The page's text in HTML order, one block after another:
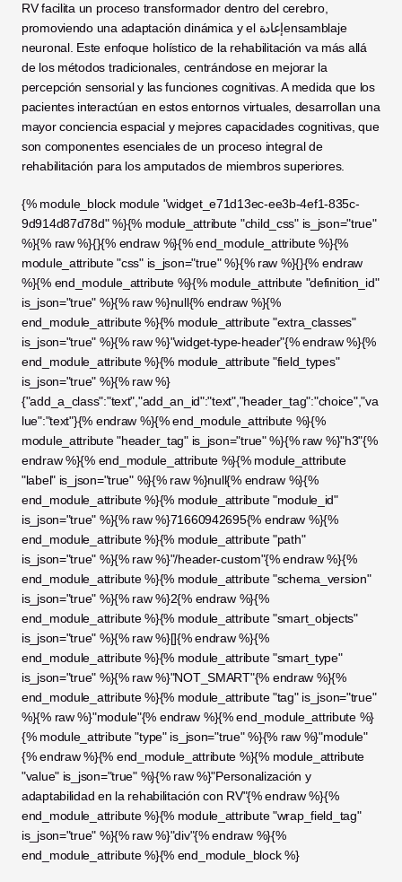
RV facilita un proceso transformador dentro del cerebro,
promoviendo una adaptación dinámica y el إعادةensamblaje
neuronal. Este enfoque holístico de la rehabilitación va más allá
de los métodos tradicionales, centrándose en mejorar la
percepción sensorial y las funciones cognitivas. A medida que los
pacientes interactúan en estos entornos virtuales, desarrollan una
mayor conciencia espacial y mejores capacidades cognitivas, que
son componentes esenciales de un proceso integral de
rehabilitación para los amputados de miembros superiores.
{% module_block module "widget_e71d13ec-ee3b-4ef1-835c-
9d914d87d78d" %}{% module_attribute "child_css" is_json="true"
%}{% raw %}{}{% endraw %}{% end_module_attribute %}{%
module_attribute "css" is_json="true" %}{% raw %}{}{% endraw
%}{% end_module_attribute %}{% module_attribute "definition_id"
is_json="true" %}{% raw %}null{% endraw %}{%
end_module_attribute %}{% module_attribute "extra_classes"
is_json="true" %}{% raw %}"widget-type-header"{% endraw %}{%
end_module_attribute %}{% module_attribute "field_types"
is_json="true" %}{% raw %}
{"add_a_class":"text","add_an_id":"text","header_tag":"choice","va
lue":"text"}{% endraw %}{% end_module_attribute %}{%
module_attribute "header_tag" is_json="true" %}{% raw %}"h3"{%
endraw %}{% end_module_attribute %}{% module_attribute
"label" is_json="true" %}{% raw %}null{% endraw %}{%
end_module_attribute %}{% module_attribute "module_id"
is_json="true" %}{% raw %}71660942695{% endraw %}{%
end_module_attribute %}{% module_attribute "path"
is_json="true" %}{% raw %}"/header-custom"{% endraw %}{%
end_module_attribute %}{% module_attribute "schema_version"
is_json="true" %}{% raw %}2{% endraw %}{%
end_module_attribute %}{% module_attribute "smart_objects"
is_json="true" %}{% raw %}[]{% endraw %}{%
end_module_attribute %}{% module_attribute "smart_type"
is_json="true" %}{% raw %}"NOT_SMART"{% endraw %}{%
end_module_attribute %}{% module_attribute "tag" is_json="true"
%}{% raw %}"module"{% endraw %}{% end_module_attribute %}
{% module_attribute "type" is_json="true" %}{% raw %}"module"
{% endraw %}{% end_module_attribute %}{% module_attribute
"value" is_json="true" %}{% raw %}"Personalización y
adaptabilidad en la rehabilitación con RV"{% endraw %}{%
end_module_attribute %}{% module_attribute "wrap_field_tag"
is_json="true" %}{% raw %}"div"{% endraw %}{%
end_module_attribute %}{% end_module_block %}